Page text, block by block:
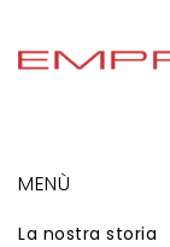
MENÙ
La nostra storia